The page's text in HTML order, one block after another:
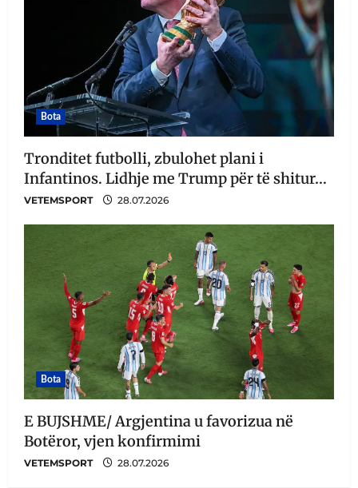
Bota
Tronditet futbolli, zbulohet plani i
Infantinos. Lidhje me Trump për të shitur…
VETEMSPORT 28.07.2026
Bota
E BUJSHME/ Argjentina u favorizua në
Botëror, vjen konfirmimi
VETEMSPORT 28.07.2026